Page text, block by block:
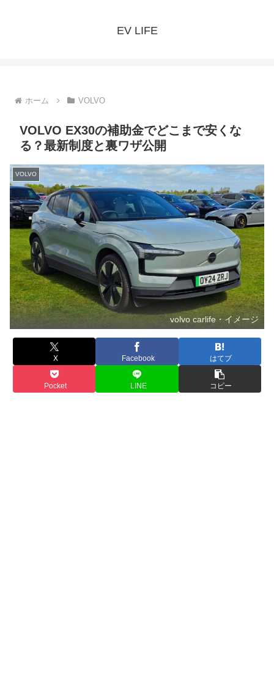
EV LIFE
ホーム VOLVO
VOLVO EX30の補助金でどこまで安くな
る？最新制度と裏ワザ公開
VOLVO
volvo carlife・イメージ
X Facebook はてブ
Pocket LINE コピー